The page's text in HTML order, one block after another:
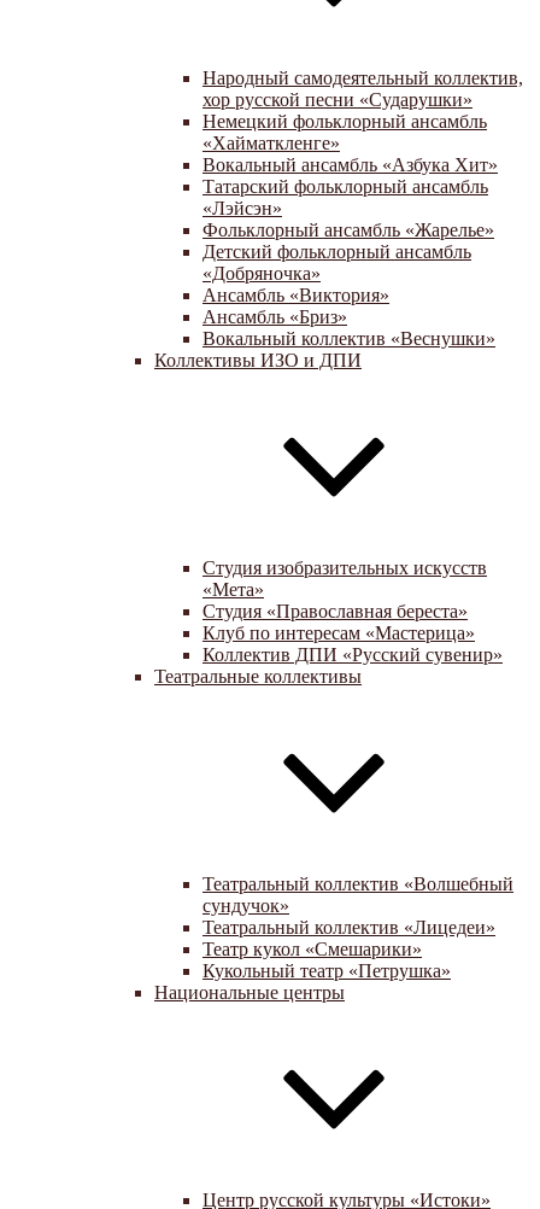
Народный самодеятельный коллектив,
хор русской песни «Сударушки»
Немецкий фольклорный ансамбль
«Хайматкленге»
Вокальный ансамбль «Азбука Хит»
Татарский фольклорный ансамбль
«Лэйсэн»
Фольклорный ансамбль «Жарелье»
Детский фольклорный ансамбль
«Добряночка»
Ансамбль «Виктория»
Ансамбль «Бриз»
Вокальный коллектив «Веснушки»
Коллективы ИЗО и ДПИ
Студия изобразительных искусств
«Мета»
Студия «Православная береста»
Клуб по интересам «Мастерица»
Коллектив ДПИ «Русский сувенир»
Театральные коллективы
Театральный коллектив «Волшебный
сундучок»
Театральный коллектив «Лицедеи»
Театр кукол «Смешарики»
Кукольный театр «Петрушка»
Национальные центры
Центр русской культуры «Истоки»